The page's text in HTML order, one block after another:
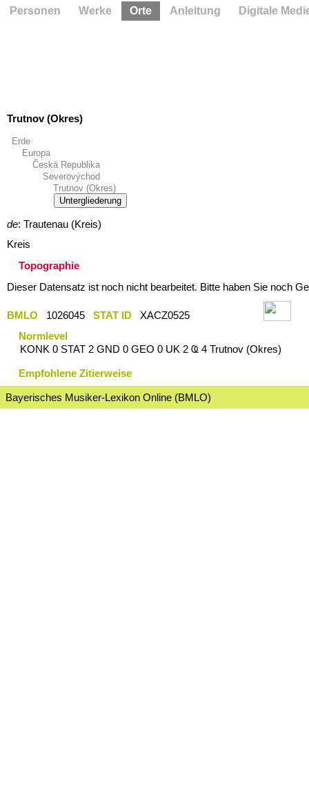
Trutnov (Okres)
Erde
Europa
Česká Republika
Severovýchod
Trutnov (Okres)
Untergliederung
de: Trautenau (Kreis)
Kreis
Topographie
Dieser Datensatz ist noch nicht bearbeitet. Bitte haben Sie noch
BMLO 1026045 STAT ID
XACZ0525
Normlevel
KONK 0 STAT 2 GND 0 GEO 0 UK 2 Ҩ 4 Trutnov (Okres)
Empfohlene Zitierweise
Bayerisches Musiker-Lexikon Online (BMLO)
Personen Werke Orte Anleitung Digitale